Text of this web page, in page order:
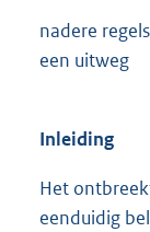
nadere
een uitweg
Inleiding
Het
eenduidig